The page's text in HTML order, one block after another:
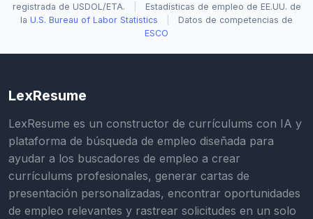
registrada de USDOL/ETA.
Estadísticas de empleo de EE.UU. de
la U.S. Bureau of Labor Statistics
Datos de competencias de
ESCO
LexResume
LexResume es un constructor de currículums con IA y
plataforma de búsqueda de empleo diseñada para
ayudar a los buscadores de empleo a crear
currículums profesionales, generar cartas de
presentación personalizadas, encontrar oportunidades
de empleo relevantes y rastrear solicitudes en un solo